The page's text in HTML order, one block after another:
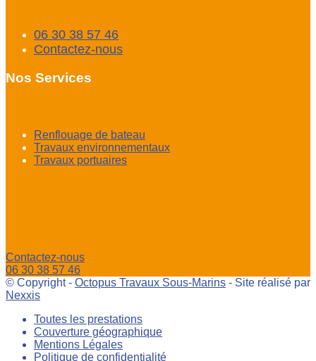
06 30 38 57 46
Contactez-nous
Nos Services
Renflouage de bateau
Travaux environnementaux
Travaux portuaires
Contactez-nous
06 30 38 57 46
© Copyright - Octopus Travaux Sous-Marins - Site réalisé par
Nexxis
Toutes les prestations
Couverture géographique
Mentions Légales
Politique de confidentialité